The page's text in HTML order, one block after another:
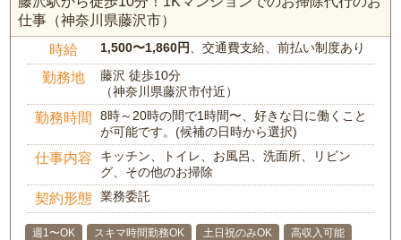
仕事（神奈川県藤沢市）
時給 1,500〜1,860円 、交通費支給、前払い制度あり
勤務地
藤沢 徒歩10分
（神奈川県藤沢市付近）
勤務時間
8時～20時の間で1時間〜、好きな日に働くこと
が可能です。(候補の日時から選択)
仕事内容
キッチン、トイレ、お風呂、洗面所、リビン
グ、その他のお掃除
契約形態 業務委託
週1〜OK スキマ時間勤務OK 土日祝のみOK
高収入可能